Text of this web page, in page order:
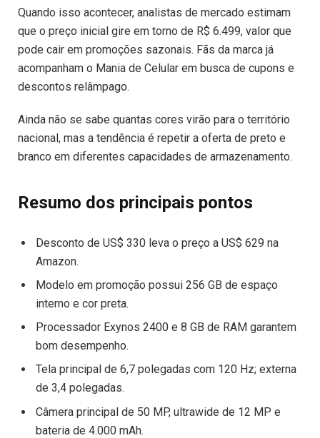
Quando isso acontecer, analistas de mercado estimam
que o preço inicial gire em torno de R$ 6.499, valor que
pode cair em promoções sazonais. Fãs da marca já
acompanham o Mania de Celular em busca de cupons e
descontos relâmpago.
Ainda não se sabe quantas cores virão para o território
nacional, mas a tendência é repetir a oferta de preto e
branco em diferentes capacidades de armazenamento.
Resumo dos principais pontos
Desconto de US$ 330 leva o preço a US$ 629 na
Amazon.
Modelo em promoção possui 256 GB de espaço
interno e cor preta.
Processador Exynos 2400 e 8 GB de RAM garantem
bom desempenho.
Tela principal de 6,7 polegadas com 120 Hz; externa
de 3,4 polegadas.
Câmera principal de 50 MP, ultrawide de 12 MP e
bateria de 4.000 mAh.